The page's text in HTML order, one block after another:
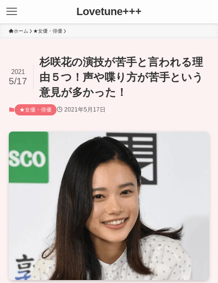
Lovetune+++
ホーム ★女優・俳優
杉咲花の演技が苦手と言われる理
由５つ！声や喋り方が苦手という
意見が多かった！
2021
5/17
★女優・俳優 2021年5月17日